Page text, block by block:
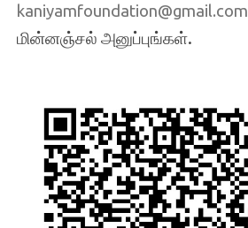
kaniyamfoundation@gmail.com
மின்னஞ்சல் அனுப்புங்கள்.